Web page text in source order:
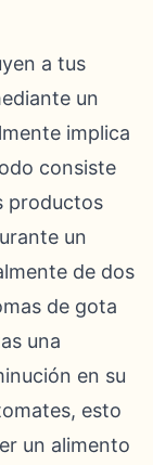
a tus
un
implica
consiste
productos
un
de dos
de gota
una
en su
esto
un alimento